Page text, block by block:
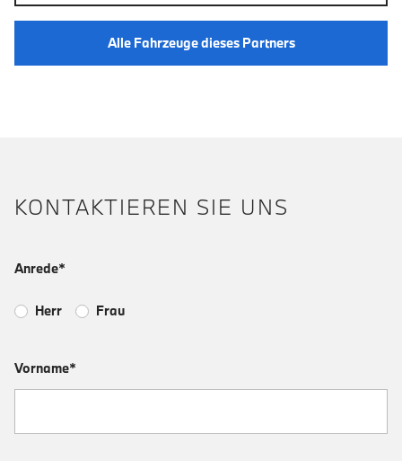
Alle Fahrzeuge dieses Partners
KONTAKTIEREN SIE UNS
Anrede*
Herr Frau
Vorname*